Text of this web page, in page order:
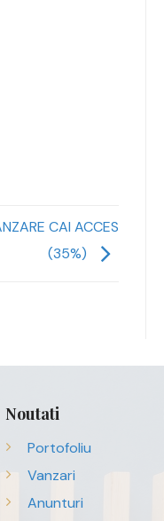
CAI ACCES
(35%)
Noutati
Portofoliu
Vanzari
Anunturi